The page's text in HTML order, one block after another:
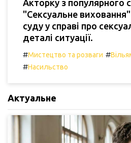
Акторку з популярного
"Сексуальне
суду у справі про
деталі ситуації.
#Мистецтво та розваги #
#Насильство
Актуальне